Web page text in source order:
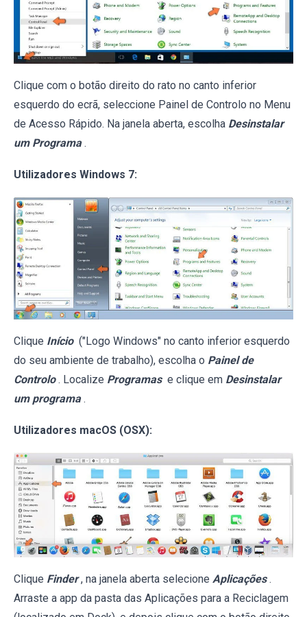
Clique com o botão direito do rato no canto inferior
esquerdo do ecrã, seleccione Painel de Controlo no Menu
de Acesso Rápido. Na janela aberta, escolha Desinstalar
um Programa .
Utilizadores Windows 7:
Clique Início ("Logo Windows" no canto inferior esquerdo
do seu ambiente de trabalho), escolha o Painel de
Controlo . Localize Programas e clique em Desinstalar
um programa .
Utilizadores macOS (OSX):
Clique Finder , na janela aberta selecione Aplicações .
Arraste a app da pasta das Aplicações para a Reciclagem